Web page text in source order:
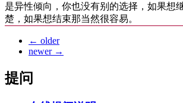
是异性倾向，你也没有别的选择，如果想
楚，如果想结束那当然很容易。
← older
newer →
提问